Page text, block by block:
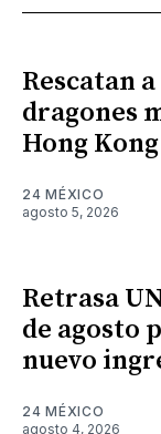
Rescatan
dragones
Hong Kong
24 MÉXICO
agosto 5, 2026
Retrasa
de agosto
nuevo
24 MÉXICO
agosto 4, 2026